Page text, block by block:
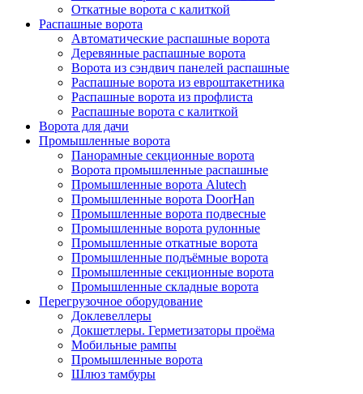
Откатные ворота с калиткой
Распашные ворота
Автоматические распашные ворота
Деревянные распашные ворота
Ворота из сэндвич панелей распашные
Распашные ворота из евроштакетника
Распашные ворота из профлиста
Распашные ворота с калиткой
Ворота для дачи
Промышленные ворота
Панорамные секционные ворота
Ворота промышленные распашные
Промышленные ворота Alutech
Промышленные ворота DoorHan
Промышленные ворота подвесные
Промышленные ворота рулонные
Промышленные откатные ворота
Промышленные подъёмные ворота
Промышленные секционные ворота
Промышленные складные ворота
Перегрузочное оборудование
Доклевеллеры
Докшетлеры. Герметизаторы проёма
Мобильные рампы
Промышленные ворота
Шлюз тамбуры